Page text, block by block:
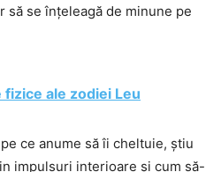
să se înțeleagă de minune pe
ale zodiei Leu
ce anume să îi cheltuie, știu
impulsuri interioare și cum să-